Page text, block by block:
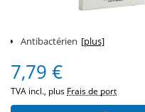
Antibactérien [plus]
7,79 €
TVA incl., plus Frais de port